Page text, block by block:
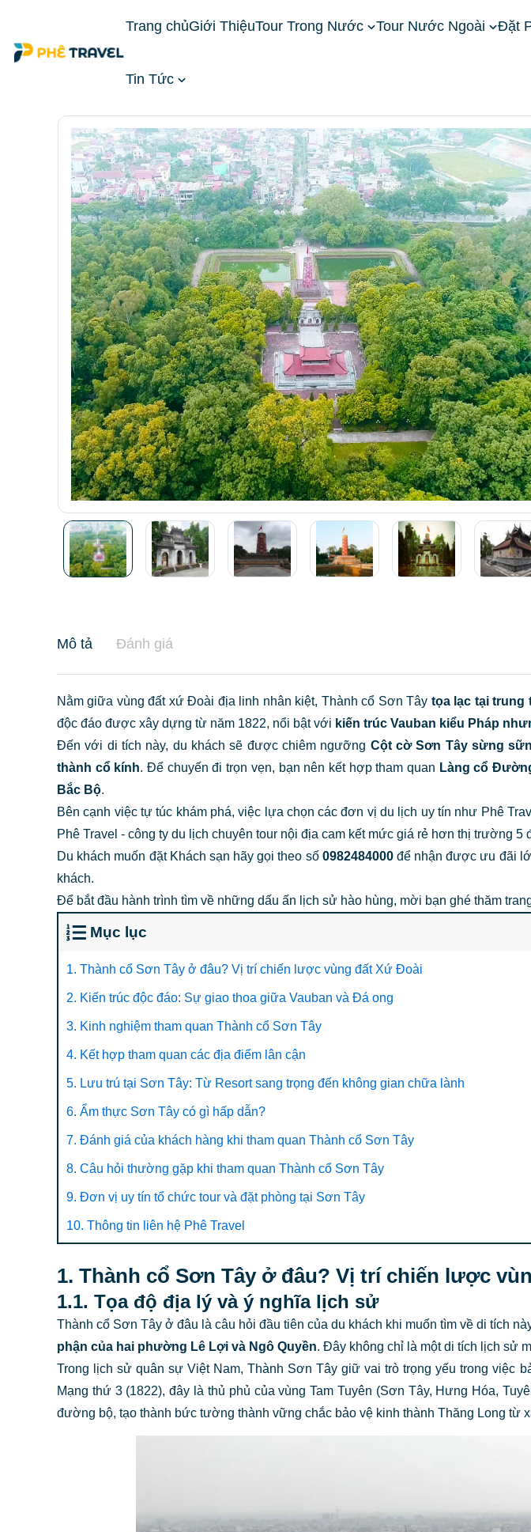
Trang chủGiới ThiệuTour Trong Nước Tour Nước Ngoài Đặt
Tin Tức
Đặt Phòng Khách Sạn
Mô tả Đánh giá
Nằm giữa vùng đất xứ Đoài địa linh nhân kiệt, Thành cổ Sơn Tây tọa lạc tại trung
độc đáo được xây dựng từ năm 1822, nổi bật với kiến trúc Vauban kiểu Pháp
Đến với di tích này, du khách sẽ được chiêm ngưỡng Cột cờ Sơn Tây sừng
thành cổ kính. Để chuyến đi trọn vẹn, bạn nên kết hợp tham quan Làng cổ
Bắc Bộ.
Bên cạnh việc tự túc khám phá, việc lựa chọn các đơn vị du lịch uy tín như Phê
Phê Travel - công ty du lịch chuyên tour nội địa cam kết mức giá rẻ hơn thị trường
Du khách muốn đặt Khách sạn hãy gọi theo số 0982484000để nhận được ưu đãi
khách.
Để bắt đầu hành trình tìm về những dấu ấn lịch sử hào hùng, mời bạn ghé thăm
Mục lục
1. Thành cổ Sơn Tây ở đâu? Vị trí chiến lược vùng đất Xứ Đoài
2. Kiến trúc độc đáo: Sự giao thoa giữa Vauban và Đá ong
3. Kinh nghiệm tham quan Thành cổ Sơn Tây
4. Kết hợp tham quan các địa điểm lân cận
5. Lưu trú tại Sơn Tây: Từ Resort sang trọng đến không gian chữa lành
6. Ẩm thực Sơn Tây có gì hấp dẫn?
7. Đánh giá của khách hàng khi tham quan Thành cổ Sơn Tây
8. Câu hỏi thường gặp khi tham quan Thành cổ Sơn Tây
9. Đơn vị uy tín tổ chức tour và đặt phòng tại Sơn Tây
10. Thông tin liên hệ Phê Travel
1. Thành cổ Sơn Tây ở đâu? Vị trí chiến lược
1.1. Tọa độ địa lý và ý nghĩa lịch sử
Thành cổ Sơn Tây ở đâu là câu hỏi đầu tiên của du khách khi muốn tìm về di tích
phận của hai phường Lê Lợi và Ngô Quyền. Đây không chỉ là một di tích lịch sử
Trong lịch sử quân sự Việt Nam, Thành Sơn Tây giữ vai trò trọng yếu trong việc
Mạng thứ 3 (1822), đây là thủ phủ của vùng Tam Tuyên (Sơn Tây, Hưng Hóa,
đường bộ, tạo thành bức tường thành vững chắc bảo vệ kinh thành Thăng Long từ